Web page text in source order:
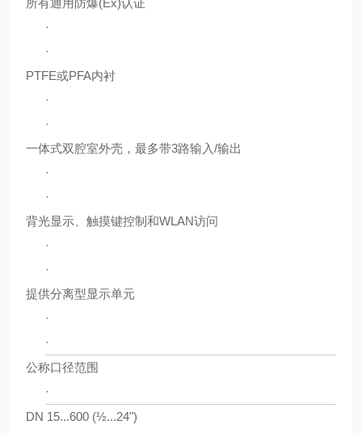
所有通用防爆(Ex)认证
·
·
PTFE或PFA内衬
·
·
一体式双腔室外壳，最多带3路输入/输出
·
·
背光显示、触摸键控制和WLAN访问
·
·
提供分离型显示单元
·
·
公称口径范围
·
DN 15...600 (½...24")